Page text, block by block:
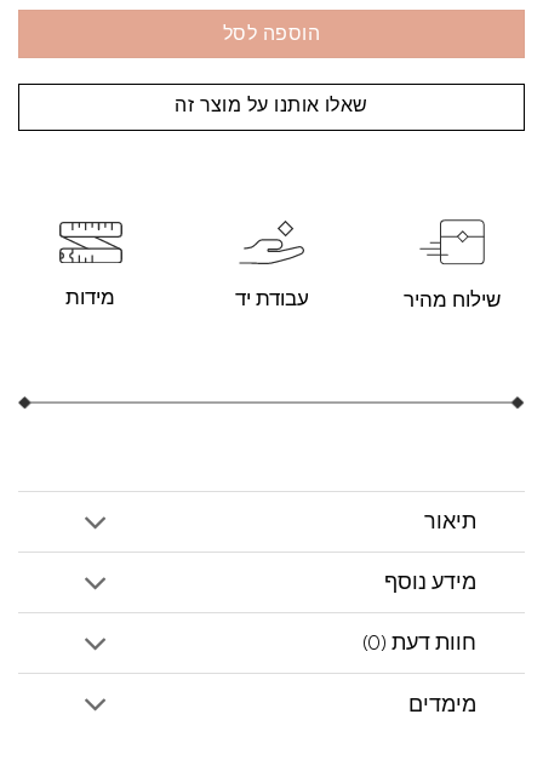
הוספה לסל
שאלו אותנו על מוצר זה
שילוח מהיר עבודת יד מידות
תיאור
מידע נוסף
חוות דעת (0)
מימדים